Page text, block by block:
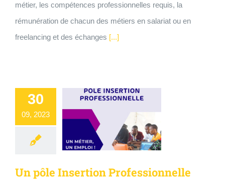
métier, les compétences professionnelles requis, la
rémunération de chacun des métiers en salariat ou en
freelancing et des échanges [...]
30
09, 2023
Un pôle Insertion Professionnelle